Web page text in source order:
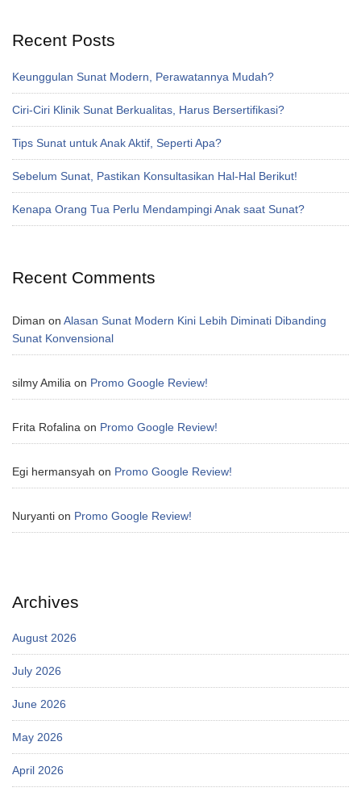
Recent Posts
Keunggulan Sunat Modern, Perawatannya Mudah?
Ciri-Ciri Klinik Sunat Berkualitas, Harus Bersertifikasi?
Tips Sunat untuk Anak Aktif, Seperti Apa?
Sebelum Sunat, Pastikan Konsultasikan Hal-Hal Berikut!
Kenapa Orang Tua Perlu Mendampingi Anak saat Sunat?
Recent Comments
Diman on Alasan Sunat Modern Kini Lebih Diminati Dibanding
Sunat Konvensional
silmy Amilia on Promo Google Review!
Frita Rofalina on Promo Google Review!
Egi hermansyah on Promo Google Review!
Nuryanti on Promo Google Review!
Archives
August 2026
July 2026
June 2026
May 2026
April 2026